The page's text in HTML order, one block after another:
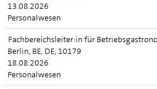
13.08.2026
Personalwesen
Fachbereichsleiter:in für
Berlin, BE, DE, 10179
18.08.2026
Personalwesen